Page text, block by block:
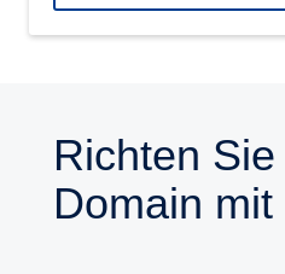
Richten
Domain